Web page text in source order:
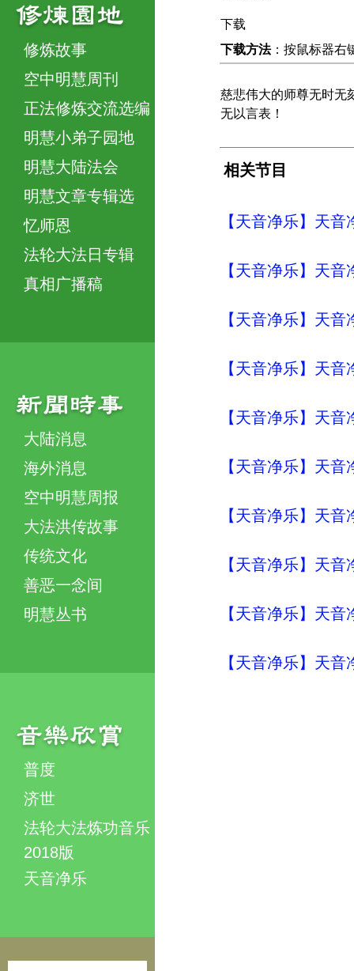
修炼故事
空中明慧周刊
正法修炼交流选编
明慧小弟子园地
明慧大陆法会
明慧文章专辑选
忆师恩
法轮大法日专辑
真相广播稿
大陆消息
海外消息
空中明慧周报
大法洪传故事
传统文化
善恶一念间
明慧丛书
普度
济世
法轮大法炼功音乐
2018版
天音净乐
下载
下载方法：按鼠标器右
慈悲伟大的师尊无时无
无以言表！
相关节目
【天音净乐】天
【天音净乐】天
【天音净乐】天
【天音净乐】天
【天音净乐】天
【天音净乐】天
【天音净乐】天
【天音净乐】天
【天音净乐】天
【天音净乐】天